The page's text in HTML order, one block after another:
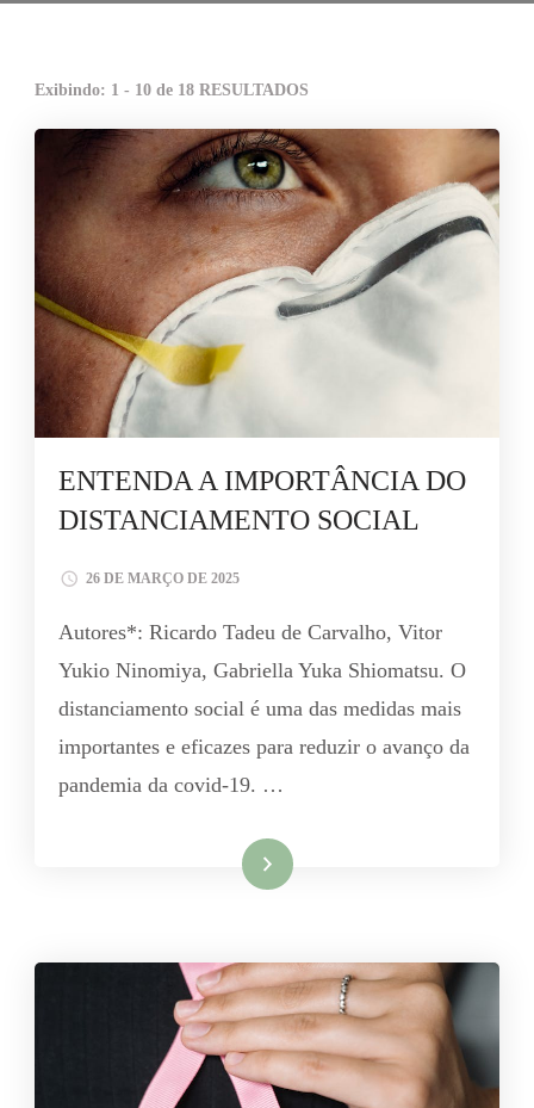
Exibindo: 1 - 10 de 18 RESULTADOS
ENTENDA A IMPORTÂNCIA DO
DISTANCIAMENTO SOCIAL
26 DE MARÇO DE 2025
Autores*: Ricardo Tadeu de Carvalho, Vitor
Yukio Ninomiya, Gabriella Yuka Shiomatsu. O
distanciamento social é uma das medidas mais
importantes e eficazes para reduzir o avanço da
pandemia da covid-19. …
Leia mais